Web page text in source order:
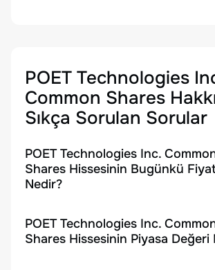
POET Technologies
Common Shares
Sıkça Sorulan Sorular
POET Technologies Inc.
Shares Hissesinin Bugünkü
Nedir?
POET Technologies Inc.
Shares Hissesinin Piyasa Değeri